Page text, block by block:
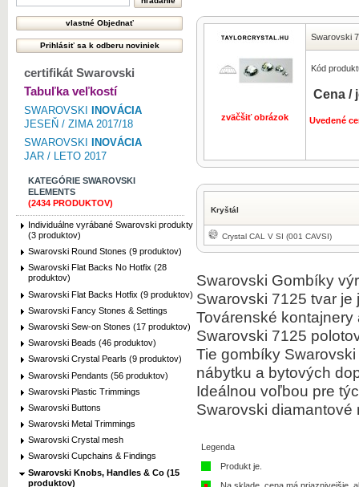
certifikát Swarovski
Tabuľka veľkostí
SWAROVSKI
INOVÁCIA
JESEŇ / ZIMA 2017/18
SWAROVSKI
INOVÁCIA
JAR / LETO 2017
KATEGÓRIE SWAROVSKI
ELEMENTS
(2434 PRODUKTOV)
Individuálne vyrábané Swarovski produkty
(3 produktov)
Swarovski Round Stones (9 produktov)
Swarovski Flat Backs No Hotfix (28
produktov)
Swarovski Flat Backs Hotfix (9 produktov)
Swarovski Fancy Stones & Settings
Swarovski Sew-on Stones (17 produktov)
Swarovski Beads (46 produktov)
Swarovski Crystal Pearls (9 produktov)
Swarovski Pendants (56 produktov)
Swarovski Plastic Trimmings
Swarovski Buttons
Swarovski Metal Trimmings
Swarovski Crystal mesh
Swarovski Cupchains & Findings
Swarovski Knobs, Handles & Co (15
produktov)
zväčšiť obrázok
Swarovski
Kód
Cena /
Uvedené
Kryštál
Crystal CAL V SI (001 CAVSI)
Swarovski Gombíky
Swarovski 7125 tvar je
Továrenské
Swarovski 7125
Tie gombíky
nábytku a bytových
Ideálnou voľbou pre
Swarovski diamantové
Legenda
Produkt je.